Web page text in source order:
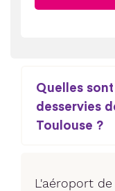
Quelles
desservies
Toulouse ?
L'aéroport